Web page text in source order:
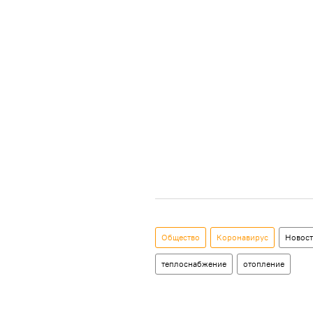
Общество Коронавирус
теплоснабжение отопление